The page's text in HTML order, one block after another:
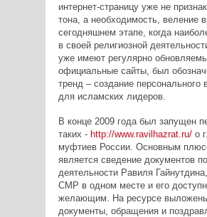
интернет-страницу уже не
тона, а необходимость, веление
сегодняшнем этапе, когда
в своей религиозной
уже имеют регулярно
официальные сайты, был
тренд – создание персонального
для исламских лидеров.
В конце 2009 года был запущен
таких - http://www.ravilhazrat.ru/о
муфтиев России. Основным
является сведение документов по
деятельности Равиля
СМР в одном месте и его
желающим. На ресурсе
документы, обращения и